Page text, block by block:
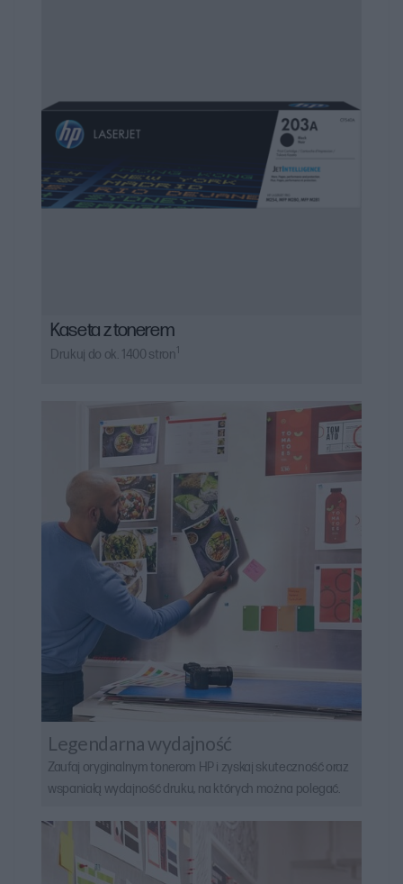
Kaseta z tonerem
Drukuj do ok. 1400 stron 1
Legendarna wydajność
Zaufaj oryginalnym tonerom HP i zyskaj skuteczność oraz
wspaniałą wydajność druku, na których można polegać.